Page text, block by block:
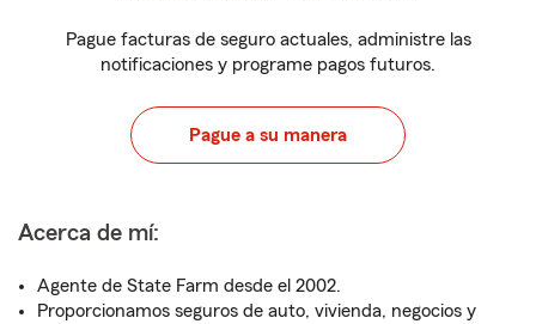
Pague facturas de seguro actuales, administre las
notificaciones y programe pagos futuros.
Pague a su manera
Acerca de mí:
Agente de State Farm desde el 2002.
Proporcionamos seguros de auto, vivienda, negocios y